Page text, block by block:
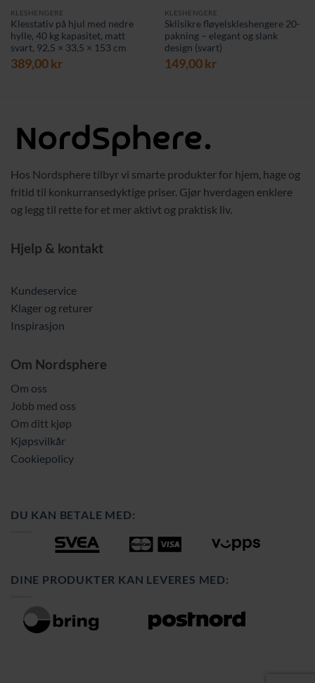
KLESHENGERE
Klesstativ på hjul med nedre
hylle, 40 kg kapasitet, matt
svart, 92,5 × 33,5 × 153 cm
389,00kr
KLESHENGERE
Sklisikre fløyelskleshengere 20-
pakning – elegant og slank
design (svart)
149,00kr
Hos Nordsphere tilbyr vi smarte produkter for hjem, hage og
fritid til konkurransedyktige priser. Gjør hverdagen enklere
og legg til rette for et mer aktivt og praktisk liv.
Hjelp & kontakt
Kundeservice
Klager og returer
Inspirasjon
Om Nordsphere
Om oss
Jobb med oss
Om ditt kjøp
Kjøpsvilkår
Cookiepolicy
DU KAN BETALE MED:
DINE PRODUKTER KAN LEVERES MED: